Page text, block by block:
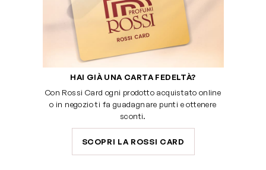
HAI GIÀ UNA CARTA FEDELTÀ?
Con Rossi Card ogni prodotto acquistato online
o in negozio ti fa guadagnare punti e ottenere
sconti.
SCOPRI LA ROSSI CARD